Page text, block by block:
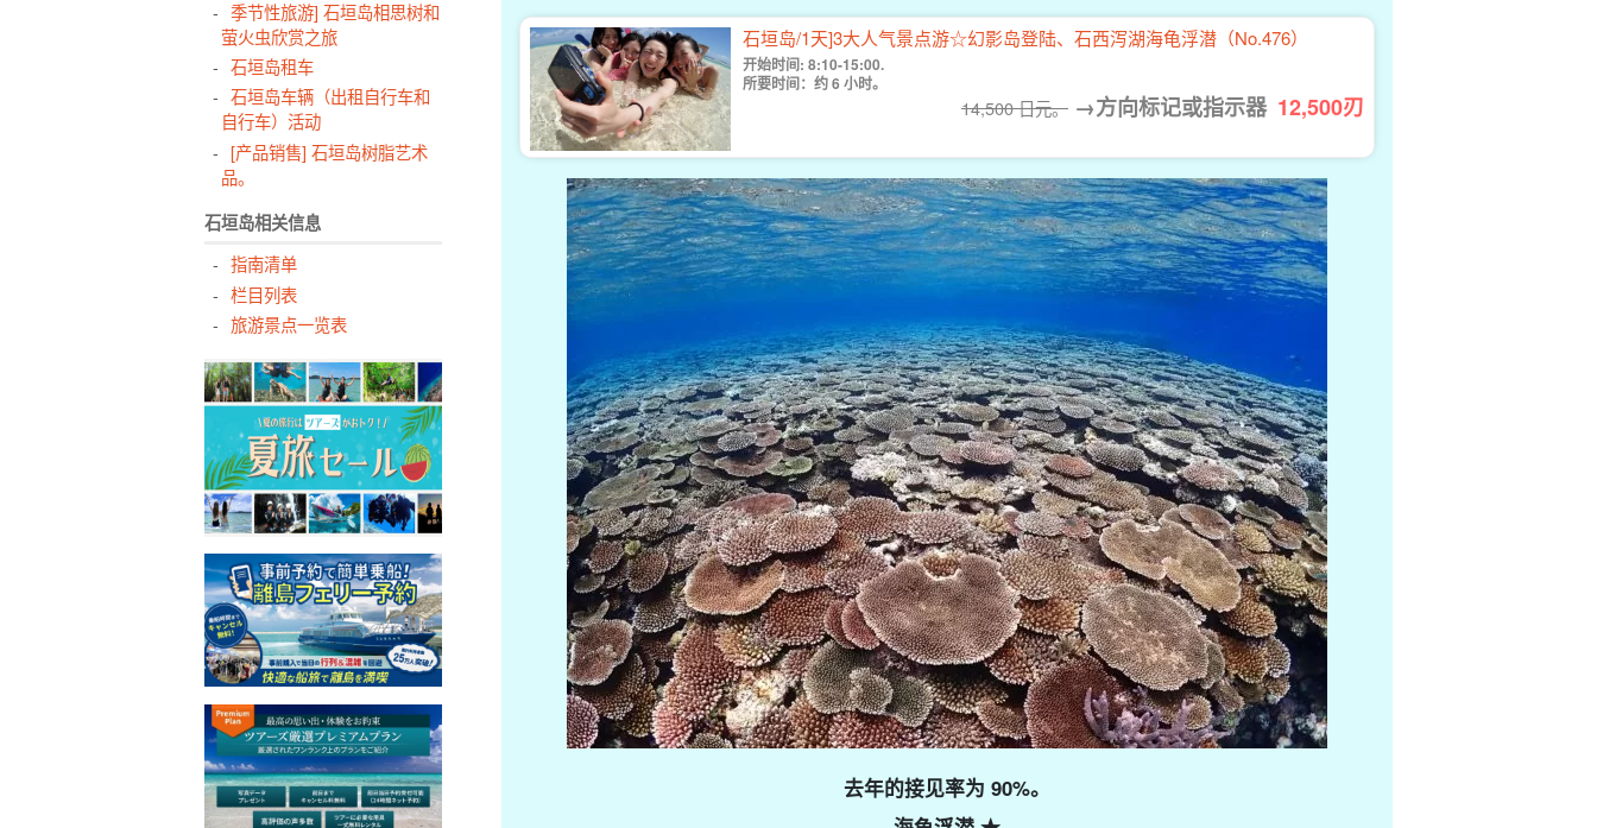
季节性旅游] 石垣岛相思树和
萤火虫欣赏之旅
石垣岛租车
石垣岛车辆（出租自行车和
自行车）活动
[产品销售] 石垣岛树脂艺术
品。
石垣岛相关信息
指南清单
栏目列表
旅游景点一览表
石垣岛/1天]3大人气景点游☆幻影岛登陆、石西泻湖海龟浮潜（No.476）
开始时间: 8:10-15:00.
所要时间：约 6 小时。
14,500 日元。 →方向标记或指示器 12,500刃
去年的接见率为 90%。